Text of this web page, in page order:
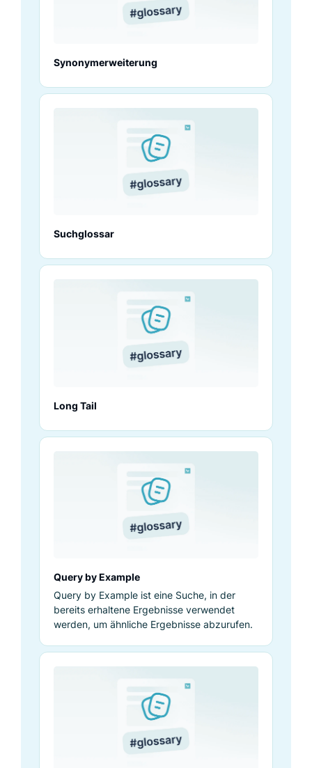
Synonymerweiterung
Suchglossar
Long Tail
Query by Example
Query by Example ist eine Suche, in der
bereits erhaltene Ergebnisse verwendet
werden, um ähnliche Ergebnisse abzurufen.